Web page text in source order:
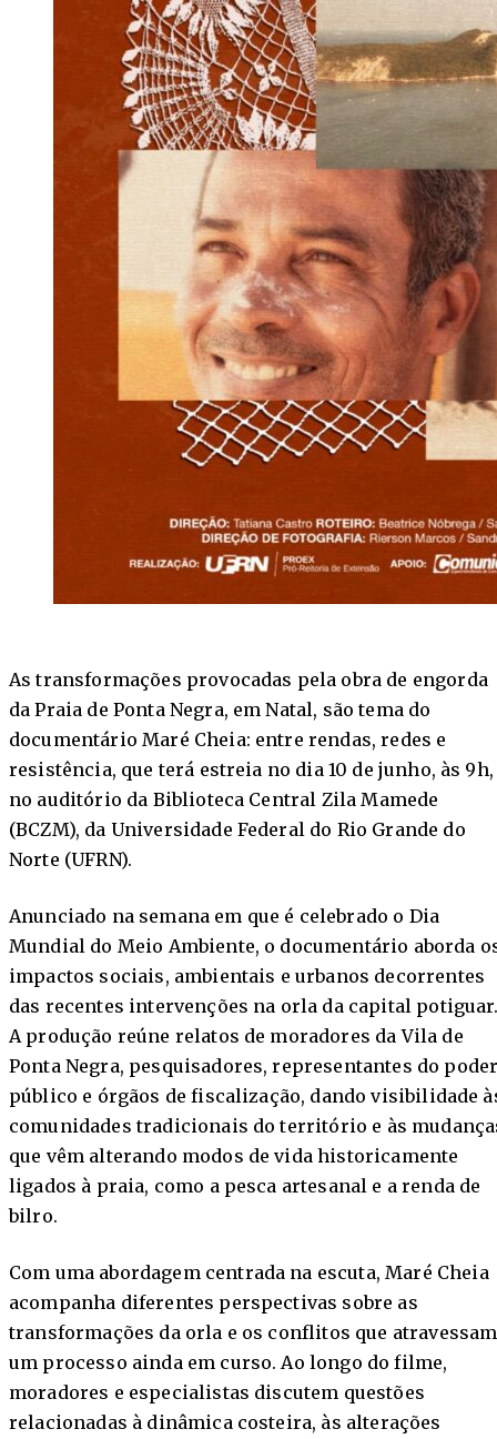
As transformações provocadas pela obra de engorda
da Praia de Ponta Negra, em Natal, são tema do
documentário Maré Cheia: entre rendas, redes e
resistência, que terá estreia no dia 10 de junho, às 9h,
no auditório da Biblioteca Central Zila Mamede
(BCZM), da Universidade Federal do Rio Grande do
Norte (UFRN).
Anunciado na semana em que é celebrado o Dia
Mundial do Meio Ambiente, o documentário aborda
impactos sociais, ambientais e urbanos decorrentes
das recentes intervenções na orla da capital
A produção reúne relatos de moradores da Vila de
Ponta Negra, pesquisadores, representantes do
público e órgãos de fiscalização, dando visibilidade
comunidades tradicionais do território e às
que vêm alterando modos de vida historicamente
ligados à praia, como a pesca artesanal e a renda de
bilro.
Com uma abordagem centrada na escuta, Maré Cheia
acompanha diferentes perspectivas sobre as
transformações da orla e os conflitos que atravessam
um processo ainda em curso. Ao longo do filme,
moradores e especialistas discutem questões
relacionadas à dinâmica costeira, às alterações